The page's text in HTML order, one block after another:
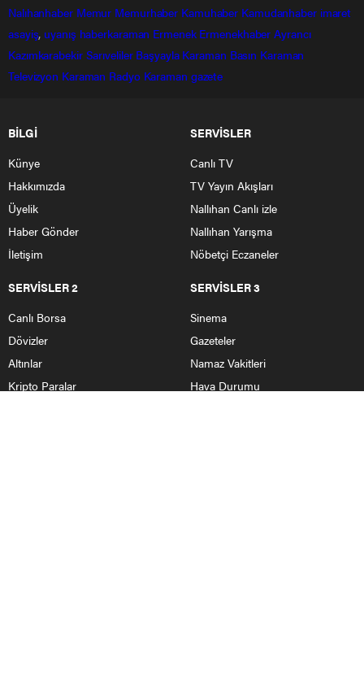
Nalıhanhaber Memur Memurhaber Kamuhaber Kamudanhaber imaret
asayiş, uyanış haberkaraman Ermenek Ermenekhaber Ayrancı
Kazımkarabekir Sarıveliler Başyayla Karaman Basın Karaman
Televizyon Karaman Radyo Karaman gazete
BİLGİ
Künye
Hakkımızda
Üyelik
Haber Gönder
İletişim
SERVİSLER
Canlı TV
TV Yayın Akışları
Nallıhan Canlı izle
Nallıhan Yarışma
Nöbetçi Eczaneler
SERVİSLER 2
Canlı Borsa
Dövizler
Altınlar
Kripto Paralar
SERVİSLER 3
Sinema
Gazeteler
Namaz Vakitleri
Hava Durumu